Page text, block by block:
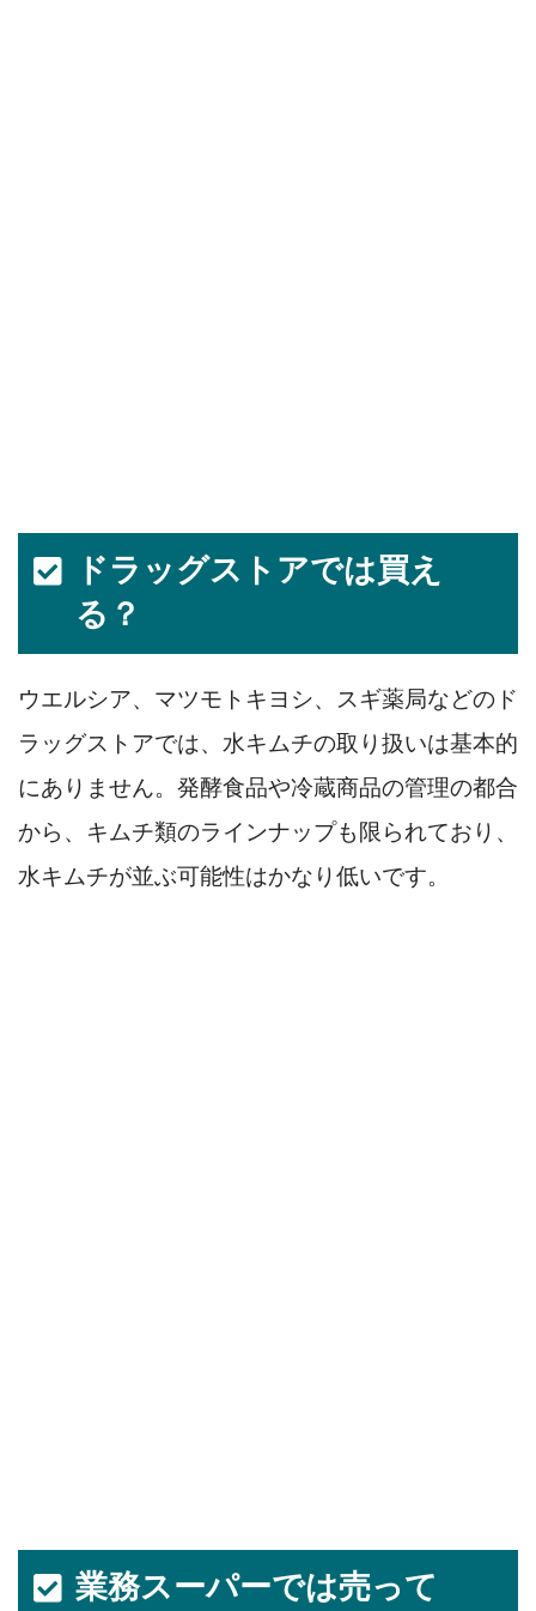
ドラッグストアでは買え
る？
ウエルシア、マツモトキヨシ、スギ薬局などのド
ラッグストアでは、水キムチの取り扱いは基本的
にありません。発酵食品や冷蔵商品の管理の都合
から、キムチ類のラインナップも限られており、
水キムチが並ぶ可能性はかなり低いです。
業務スーパーでは売って